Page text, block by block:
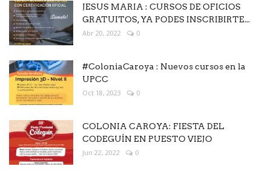
JESUS MARIA : CURSOS DE OFICIOS
GRATUITOS, YA PODES INSCRIBIRTE...
Abr 20, 2022 0
#ColoniaCaroya : Nuevos cursos en la
UPCC
Oct 18, 2023 0
COLONIA CAROYA: FIESTA DEL
CODEGUÍN EN PUESTO VIEJO
Jun 22, 2022 0